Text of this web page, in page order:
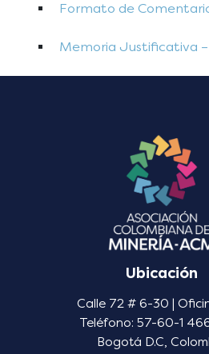
Formato de
Memoria Justificativa
Ubicación
Calle 72 # 6-30 |
Teléfono: 57-60-1
Bogotá D.C,